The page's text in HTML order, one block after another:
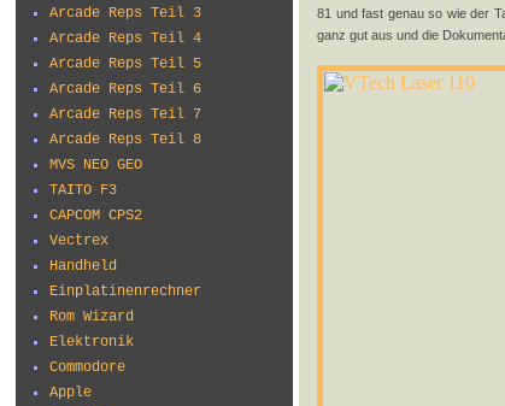
Arcade Reps Teil 3
Arcade Reps Teil 4
Arcade Reps Teil 5
Arcade Reps Teil 6
Arcade Reps Teil 7
Arcade Reps Teil 8
MVS NEO GEO
TAITO F3
CAPCOM CPS2
Vectrex
Handheld
Einplatinenrechner
Rom Wizard
Elektronik
Commodore
Apple
81 und fast genau so wie der
ganz gut aus und die